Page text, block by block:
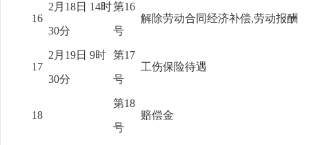
16
2月18日 14时
30分
第16
号
解除劳动合同经济补偿,劳动报酬
17
2月19日 9时
30分
第17
号
工伤保险待遇
18
第18
号
赔偿金